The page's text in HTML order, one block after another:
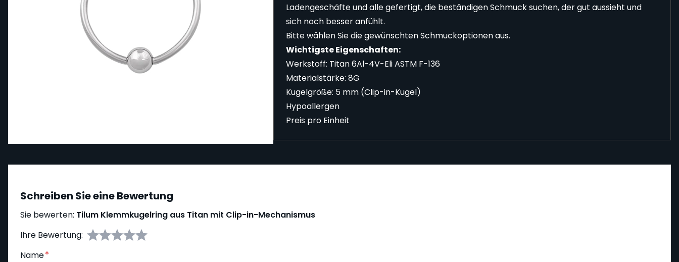
Ladengeschäfte und alle gefertigt, die beständigen Schmuck suchen, der gut aussieht und
sich noch besser anfühlt.
Bitte wählen Sie die gewünschten Schmuckoptionen aus.
Wichtigste Eigenschaften:
Werkstoff: Titan 6Al-4V-Eli ASTM F-136
Materialstärke: 8G
Kugelgröße: 5 mm (Clip-in-Kugel)
Hypoallergen
Preis pro Einheit
Schreiben Sie eine Bewertung
Sie bewerten: Tilum Klemmkugelring aus Titan mit Clip-in-Mechanismus
Ihre Bewertung:
Name